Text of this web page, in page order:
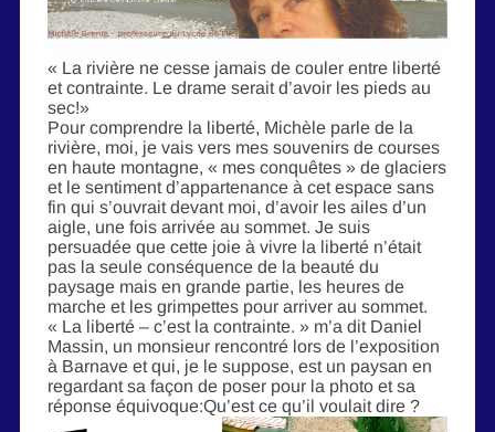
« La rivière ne cesse jamais de couler entre liberté
et contrainte. Le drame serait d’avoir les pieds au
sec!»
Pour comprendre la liberté, Michèle parle de la
rivière, moi, je vais vers mes souvenirs de courses
en haute montagne, « mes conquêtes » de glaciers
et le sentiment d’appartenance à cet espace sans
fin qui s’ouvrait devant moi, d’avoir les ailes d’un
aigle, une fois arrivée au sommet. Je suis
persuadée que cette joie à vivre la liberté n’était
pas la seule conséquence de la beauté du
paysage mais en grande partie, les heures de
marche et les grimpettes pour arriver au sommet.
« La liberté – c’est la contrainte. » m’a dit Daniel
Massin, un monsieur rencontré lors de l’exposition
à Barnave et qui, je le suppose, est un paysan en
regardant sa façon de poser pour la photo et sa
réponse équivoque:Qu’est ce qu’il voulait dire ?